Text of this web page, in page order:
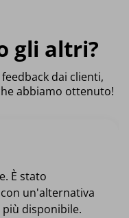
gli altri?
dai clienti,
abbiamo ottenuto!
È stato
un'alternativa
disponibile.